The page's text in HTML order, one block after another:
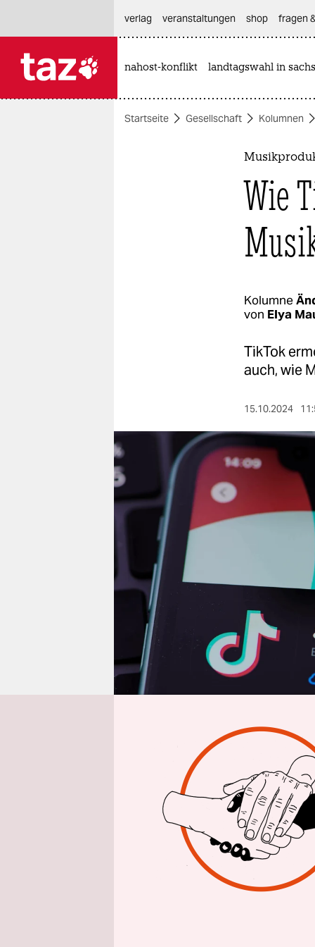
themen
veranstaltungen
shop
fragen & hilfe
unterstützen
abo
genossenschaft
epaper login
verlag
veranstaltungen shop fragen
nahost-konflikt landtagswahl in
Startseite Gesellschaft Kolumnen
Wie
Kolumne
von Elya
TikTok
auch, wie
15.10.2024
W
machen,
niemand
Ich will
merke,